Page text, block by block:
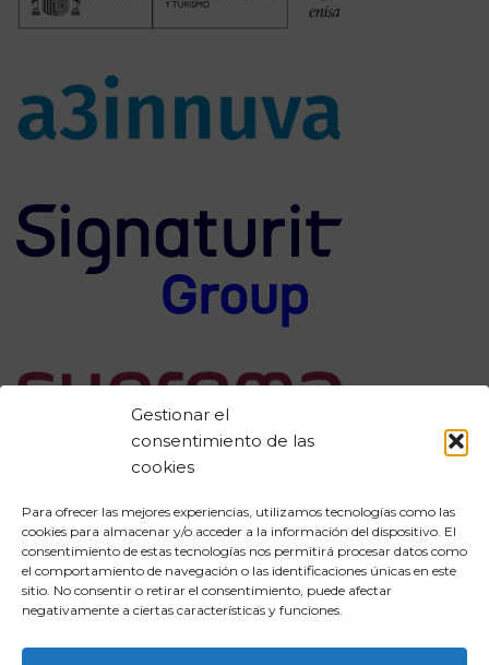
Gestionar el
consentimiento de las
cookies
Para ofrecer las mejores experiencias, utilizamos tecnologías como las
cookies para almacenar y/o acceder a la información del dispositivo. El
consentimiento de estas tecnologías nos permitirá procesar datos como
el comportamiento de navegación o las identificaciones únicas en este
sitio. No consentir o retirar el consentimiento, puede afectar
negativamente a ciertas características y funciones.
Aviso legal